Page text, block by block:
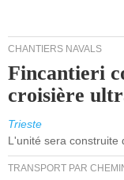
CHANTIERS NAVALS
Fincantieri
croisière
Trieste
L'unité sera construite
TRANSPORT PAR